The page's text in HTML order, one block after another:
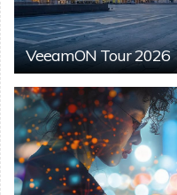
VeeamON Tour 2026